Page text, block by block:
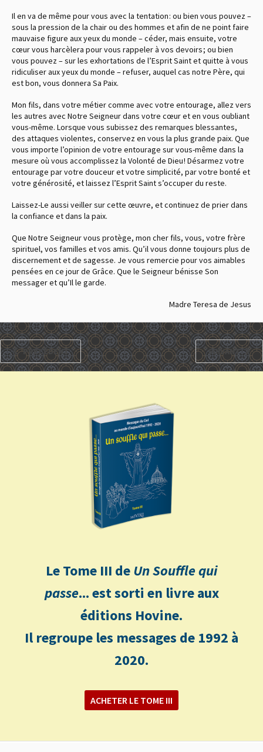
Il en va de même pour vous avec la tentation : ou bien vous pouvez –
sous la pression de la chair ou des hommes et afin de ne point faire
mauvaise figure aux yeux du monde – céder, mais ensuite, votre
cœur vous harcèlera pour vous rappeler à vos devoirs ; ou bien
vous pouvez – sur les exhortations de l’Esprit Saint et quitte à vous
ridiculiser aux yeux du monde – refuser, auquel cas notre Père, qui
est bon, vous donnera Sa Paix.
Mon fils, dans votre métier comme avec votre entourage, allez vers
les autres avec Notre Seigneur dans votre cœur et en vous oubliant
vous-même. Lorsque vous subissez des remarques blessantes,
des attaques violentes, conservez en vous la plus grande paix. Que
vous importe l’opinion de votre entourage sur vous-même dans la
mesure où vous accomplissez la Volonté de Dieu ! Désarmez votre
entourage par votre douceur et votre simplicité, par votre bonté et
votre générosité, et laissez l’Esprit Saint s’occuper du reste.
Laissez-Le aussi veiller sur cette œuvre, et continuez de prier dans
la confiance et dans la paix.
Que Notre Seigneur vous protège, mon cher fils, vous, votre frère
spirituel, vos familles et vos amis. Qu’il vous donne toujours plus de
discernement et de sagesse. Je vous remercie pour vos aimables
pensées en ce jour de Grâce. Que le Seigneur bénisse Son
messager et qu’Il le garde.
Madre Teresa de Jesus
PRÉCÉDENT SUIVANT
Le Tome III deUn Souffle qui
passe... est sorti en livre aux
éditions Hovine.
Il regroupe les messages de 1992 à
2020.
ACHETER LE TOME III